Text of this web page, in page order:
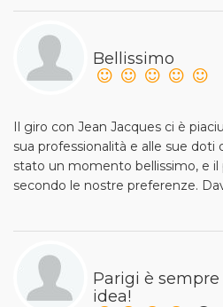
Bellissimo
Il giro con Jean Jacques ci è
sua professionalità e alle sue doti
stato un momento bellissimo, e
secondo le nostre preferenze.
Parigi è
idea!